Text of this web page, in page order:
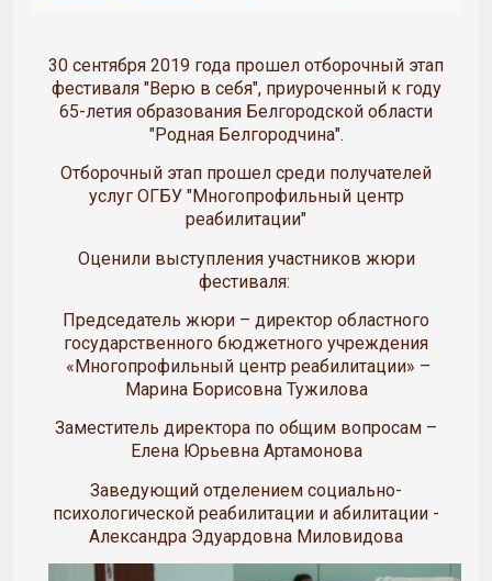
30 сентября 2019 года прошел отборочный этап
фестиваля "Верю в себя", приуроченный к году
65-летия образования Белгородской области
"Родная Белгородчина".
Отборочный этап прошел среди получателей
услуг ОГБУ "Многопрофильный центр
реабилитации"
Оценили выступления участников жюри
фестиваля:
Председатель жюри – директор областного
государственного бюджетного учреждения
«Многопрофильный центр реабилитации» –
Марина Борисовна Тужилова
Заместитель директора по общим вопросам –
Елена Юрьевна Артамонова
Заведующий отделением социально-
психологической реабилитации и абилитации -
Александра Эдуардовна Миловидова